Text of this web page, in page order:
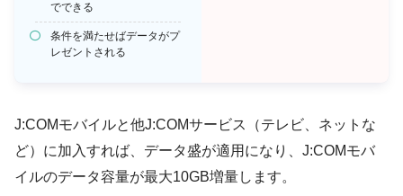
でできる
条件を満たせばデータがプ
レゼントされる
J:COMモバイルと他J:COMサービス（テレビ、ネットな
ど）に加入すれば、データ盛が適用になり、J:COMモバ
イルのデータ容量が最大10GB増量します。